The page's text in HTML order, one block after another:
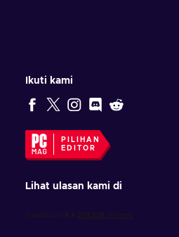
Ikuti kami
PILIHAN
EDITOR
Lihat ulasan kami di